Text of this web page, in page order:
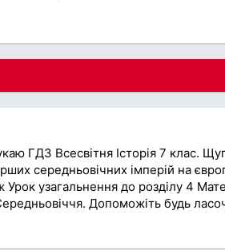
ГДЗ Всесвітня Історія 7 клас.
середньовічних імперій на
узагальнення до розділу 4
Допоможіть будь